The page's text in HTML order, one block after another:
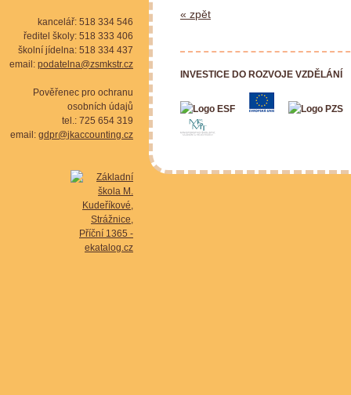
« zpět
INVESTICE DO ROZVOJE VZDĚLÁNÍ
kancelář: 518 334 546
ředitel školy: 518 333 406
školní jídelna: 518 334 437
email: podatelna@zsmkstr.cz
Pověřenec pro ochranu
osobních údajů
tel.: 725 654 319
email: gdpr@jkaccounting.cz